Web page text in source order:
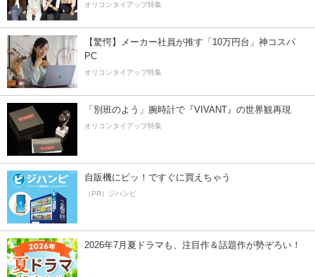
オリコンタイアップ特集
【驚愕】メーカー社員が推す「10万円台」神コスパ
PC
オリコンタイアップ特集
「別班のよう」腕時計で『VIVANT』の世界観再現
オリコンタイアップ特集
自販機にピッ！ですぐに買えちゃう
（PR）ジハンピ
2026年7月夏ドラマも、注目作＆話題作が勢ぞろい！